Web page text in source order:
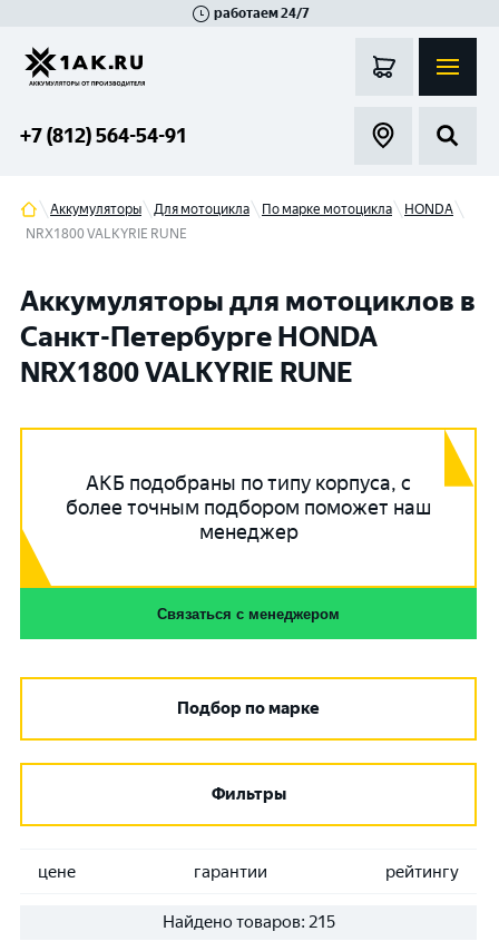
работаем 24/7
+7 (812) 564-54-91
Аккумуляторы Для мотоцикла По марке мотоцикла
HONDA
NRX1800 VALKYRIE RUNE
Аккумуляторы для мотоциклов в
Санкт-Петербурге HONDA
NRX1800 VALKYRIE RUNE
АКБ подобраны по типу корпуса, с
более точным подбором поможет наш
менеджер
Связаться с менеджером
Подбор по марке
Фильтры
цене гарантии рейтингу
Найдено товаров: 215
Гатчина